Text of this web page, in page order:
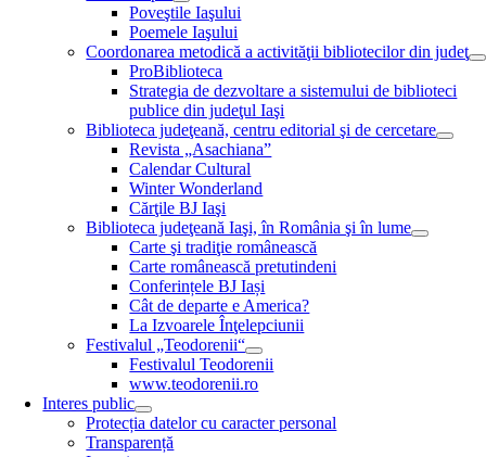
Poveştile Iaşului
Poemele Iaşului
Coordonarea metodică a activităţii bibliotecilor din judeţ
ProBiblioteca
Strategia de dezvoltare a sistemului de biblioteci
publice din judeţul Iaşi
Biblioteca judeţeană, centru editorial şi de cercetare
Revista „Asachiana”
Calendar Cultural
Winter Wonderland
Cărţile BJ Iaşi
Biblioteca judeţeană Iaşi, în România şi în lume
Carte şi tradiţie românească
Carte românească pretutindeni
Conferințele BJ Iași
Cât de departe e America?
La Izvoarele Înţelepciunii
Festivalul „Teodorenii“
Festivalul Teodorenii
www.teodorenii.ro
Interes public
Protecția datelor cu caracter personal
Transparență